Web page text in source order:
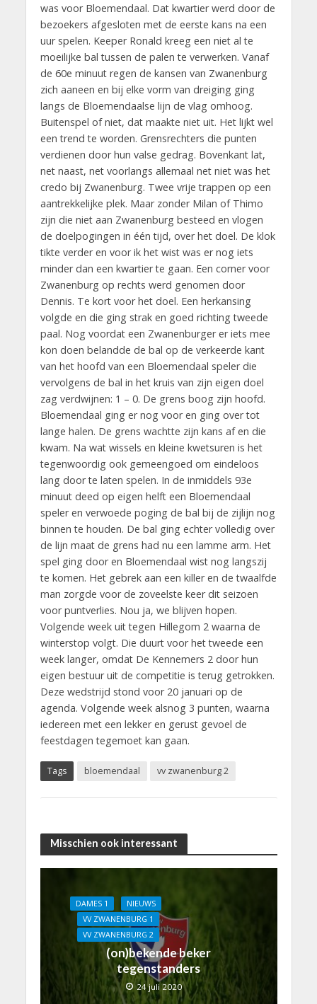
was voor Bloemendaal. Dat kwartier werd door de
bezoekers afgesloten met de eerste kans na een
uur spelen. Keeper Ronald kreeg een niet al te
moeilijke bal tussen de palen te verwerken. Vanaf
de 60e minuut regen de kansen van Zwanenburg
zich aaneen en bij elke vorm van dreiging ging
langs de Bloemendaalse lijn de vlag omhoog.
Buitenspel of niet, dat maakte niet uit. Het lijkt wel
een trend te worden. Grensrechters die punten
verdienen door hun valse gedrag. Bovenkant lat,
net naast, net voorlangs allemaal net niet was het
credo bij Zwanenburg. Twee vrije trappen op een
aantrekkelijke plek. Maar zonder Milan of Thimo
zijn die niet aan Zwanenburg besteed en vlogen
de doelpogingen in één tijd, over het doel. De klok
tikte verder en voor ik het wist was er nog iets
minder dan een kwartier te gaan. Een corner voor
Zwanenburg op rechts werd genomen door
Dennis. Te kort voor het doel. Een herkansing
volgde en die ging strak en goed richting tweede
paal. Nog voordat een Zwanenburger er iets mee
kon doen belandde de bal op de verkeerde kant
van het hoofd van een Bloemendaal speler die
vervolgens de bal in het kruis van zijn eigen doel
zag verdwijnen: 1 – 0. De grens boog zijn hoofd.
Bloemendaal ging er nog voor en ging over tot
lange halen. De grens wachtte zijn kans af en die
kwam. Na wat wissels en kleine kwetsuren is het
tegenwoordig ook gemeengoed om eindeloos
lang door te laten spelen. In de inmiddels 93e
minuut deed op eigen helft een Bloemendaal
speler en verwoede poging de bal bij de zijlijn nog
binnen te houden. De bal ging echter volledig over
de lijn maat de grens had nu een lamme arm. Het
spel ging door en Bloemendaal wist nog langszij
te komen. Het gebrek aan een killer en de twaalfde
man zorgde voor de zoveelste keer dit seizoen
voor puntverlies. Nou ja, we blijven hopen.
Volgende week uit tegen Hillegom 2 waarna de
winterstop volgt. Die duurt voor het tweede een
week langer, omdat De Kennemers 2 door hun
eigen bestuur uit de competitie is terug getrokken.
Deze wedstrijd stond voor 20 januari op de
agenda. Volgende week alsnog 3 punten, waarna
iedereen met een lekker en gerust gevoel de
feestdagen tegemoet kan gaan.
Tags bloemendaal vv zwanenburg 2
Misschien ook interessant
DAMES 1
NIEUWS
VV ZWANENBURG 1
VV ZWANENBURG 2
(on)bekende beker
tegenstanders
24 juli 2020